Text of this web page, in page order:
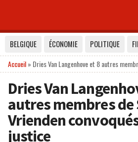
BELGIQUE ÉCONOMIE POLITIQUE
Accueil» Dries Van Langenhove et 8 autres
Dries Van
autres membres de
Vrienden
justice